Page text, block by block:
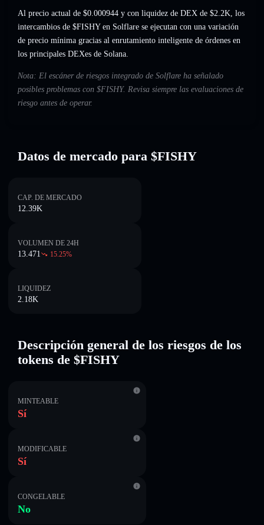
Al precio actual de $0.000944 y con liquidez de DEX de $2.2K, los
intercambios de $FISHY en Solflare se ejecutan con una variación
de precio mínima gracias al enrutamiento inteligente de órdenes en
los principales DEXes de Solana.
Nota: El escáner de riesgos integrado de Solflare ha señalado
posibles problemas con $FISHY. Revisa siempre las evaluaciones de
riesgo antes de operar.
Datos de mercado para $FISHY
CAP. DE MERCADO
12.39K
VOLUMEN DE 24H
13.471 15.25%
LIQUIDEZ
2.18K
Descripción general de los riesgos de los
tokens de $FISHY
MINTEABLE
Sí
MODIFICABLE
Sí
CONGELABLE
No